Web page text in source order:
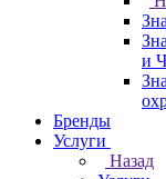
и
Бренды
Услуги
Назад